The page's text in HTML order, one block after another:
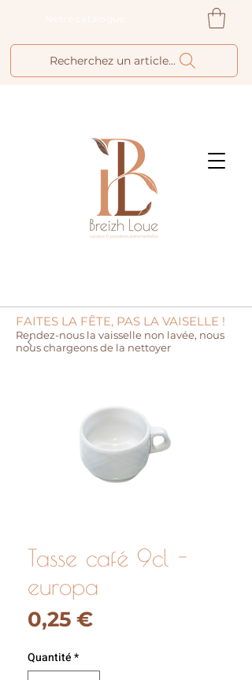
Recherchez un article...
FAITES LA FÊTE, PAS LA VAISELLE !
Rendez-nous la vaisselle non lavée, nous
nous chargeons de la nettoyer
Tasse café 9cl -
europa
0,25 €Prix
Quantité*